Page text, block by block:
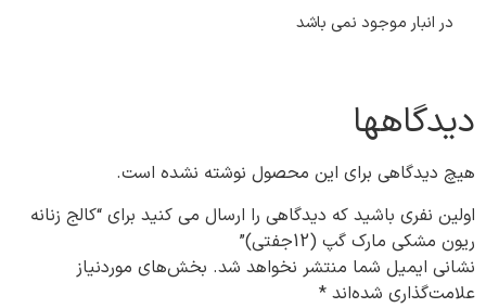
در انبار موجود نمی باشد
دیدگاهها
هیچ دیدگاهی برای این محصول نوشته نشده است.
اولین نفری باشید که دیدگاهی را ارسال می کنید برای “کالج زنانه
ریون مشکی مارک گپ (12جفتی)”
نشانی ایمیل شما منتشر نخواهد شد. بخش‌های موردنیاز
علامت‌گذاری شده‌اند *